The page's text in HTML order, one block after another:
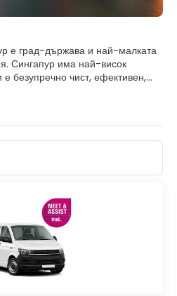
е град-държава и най-малката
Сингапур има най-висок
безупречно чист, ефективен,
съчетавайки
някои от неговите квартали.
градове до такава степен,
град. Една от основните
които включват
от орхидеи. Merlion е може би
на Сингапур. Тази
в Merlion Park, който се
район. Има някои
като Малката Индия,
и Гейланг. Тези райони
ако искате да се